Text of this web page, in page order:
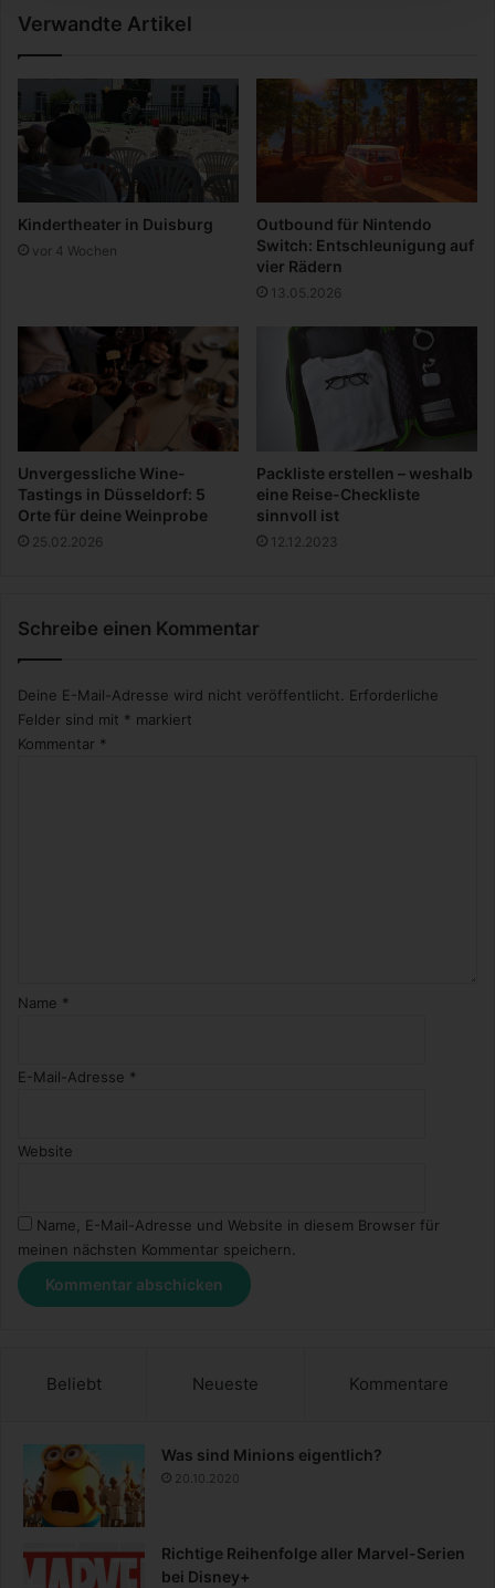
o
a
2
.
0
2
T
n
t
T
e
n
f
d
e
r
n
t
i
n
i
Verwandte Artikel
Kindertheater in Duisburg
vor 4 Wochen
Outbound für Nintendo
Switch: Entschleunigung auf
vier Rädern
13.05.2026
Unvergessliche Wine-
Tastings in Düsseldorf: 5
Orte für deine Weinprobe
25.02.2026
Packliste erstellen – weshalb
eine Reise-Checkliste
sinnvoll ist
12.12.2023
Schreibe einen Kommentar
Deine E-Mail-Adresse wird nicht veröffentlicht. Erforderliche
Felder sind mit * markiert
Kommentar *
Name *
E-Mail-Adresse *
Website
Name, E-Mail-Adresse und Website in diesem Browser für
meinen nächsten Kommentar speichern.
Beliebt Neueste Kommentare
Was sind Minions eigentlich?
20.10.2020
Richtige Reihenfolge aller Marvel-Serien
bei Disney+